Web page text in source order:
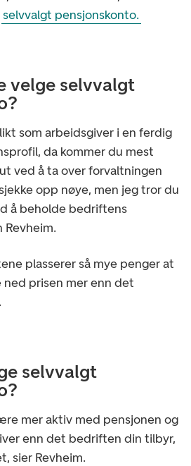
selvvalgt pensjonskonto.
velge selvvalgt
som arbeidsgiver i en ferdig
da kommer du mest
ved å ta over forvaltningen
opp nøye, men jeg tror du
å beholde bedriftens
Revheim.
plasserer så mye penger at
ned prisen mer enn det
selvvalgt
mer aktiv med pensjonen og
enn det bedriften din tilbyr,
sier Revheim.